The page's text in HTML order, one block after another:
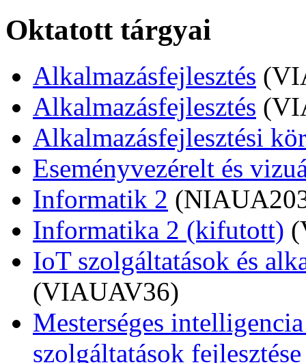
Oktatott tárgyai
Alkalmazásfejlesztés
Alkalmazásfejlesztés
Alkalmazásfejlesztési
Eseményvezérelt és
Informatik 2
Informatika 2 (kifutott)
IoT szolgáltatások és
(VIAUAV36)
Mesterséges
szolgáltatások fejlesztése